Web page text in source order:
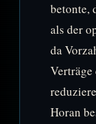
betonte,
als der
da
Horan